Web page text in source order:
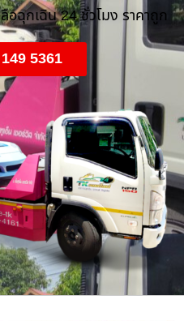
อฉุกเฉิน 24 ชั่วโมง ราคาถูก
5361